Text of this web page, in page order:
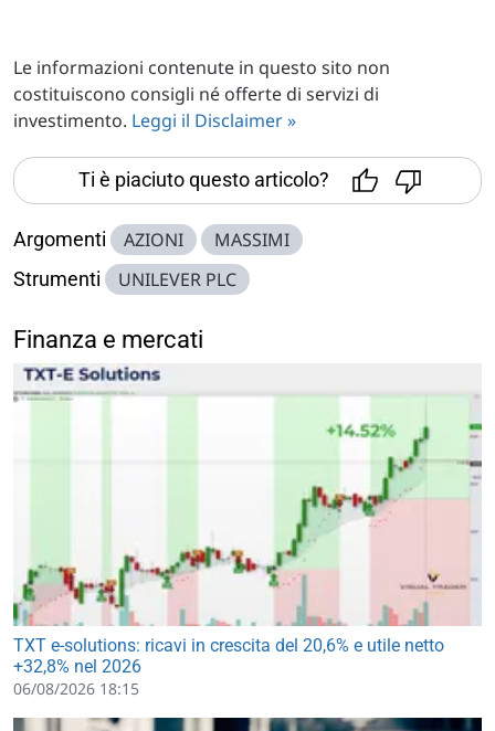
Le informazioni contenute in questo sito non
costituiscono consigli né offerte di servizi di
investimento. Leggi il Disclaimer »
Ti è piaciuto questo articolo?
Argomenti AZIONI MASSIMI
Strumenti UNILEVER PLC
Finanza e mercati
TXT e-solutions: ricavi in crescita del 20,6% e utile netto
+32,8% nel 2026
06/08/2026 18:15